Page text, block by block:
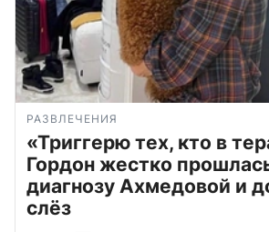
РАЗВЛЕЧЕНИЯ
«Триггерю тех, кто в
Гордон жестко
диагнозу Ахмедовой и
слёз